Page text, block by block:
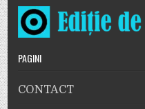
PAGINI
CONTACT